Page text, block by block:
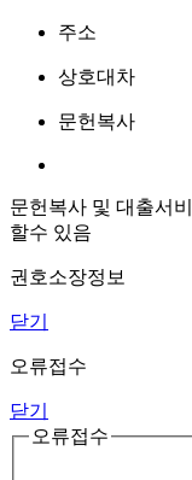
주소
상호대차
문헌복사
문헌복사 및 대출서
할수 있음
권호소장정보
닫기
오류접수
닫기
오류접수